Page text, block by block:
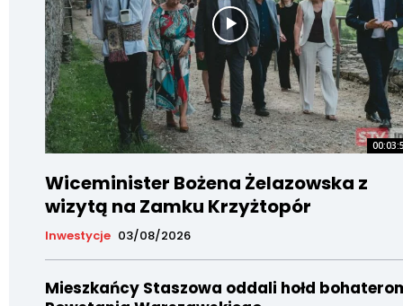
Wiceminister Bożena Żelazowska z
wizytą na Zamku Krzyżtopór
Inwestycje 03/08/2026
Mieszkańcy Staszowa oddali hołd